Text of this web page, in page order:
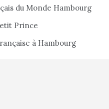
du Monde Hambourg
Prince
à Hambourg